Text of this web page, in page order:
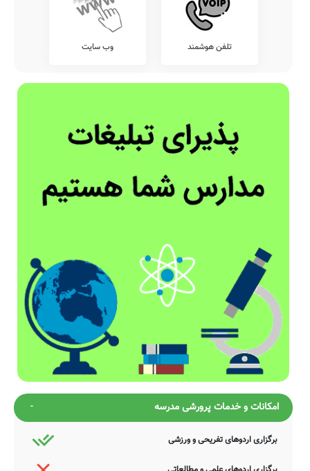
تلفن هوشمند وب سایت
امکانات و خدمات پرورشی مدرسه
برگزاری اردوهای تفریحی و ورزشی